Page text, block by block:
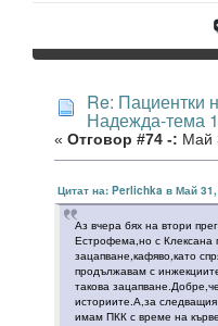
Re: Пациентки
Надежда-тема
« Отговор #74 -: Май
Цитат на: Perlichka в Май
Аз вчера бях на втори
Естрофема,но с
зацапване,кафяво,като
продължавам с
такова
историите.А,за
имам ПКК с време на